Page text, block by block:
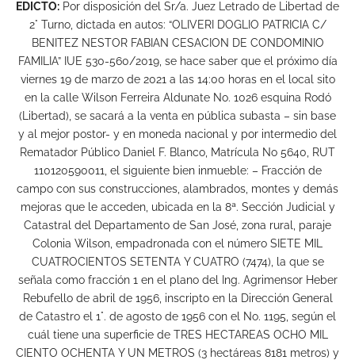
EDICTO: Por disposición del Sr/a. Juez Letrado de Libertad de
2° Turno, dictada en autos: “OLIVERI DOGLIO PATRICIA C/
BENITEZ NESTOR FABIAN CESACION DE CONDOMINIO
FAMILIA” IUE 530-560/2019, se hace saber que el próximo día
viernes 19 de marzo de 2021 a las 14:00 horas en el local sito
en la calle Wilson Ferreira Aldunate No. 1026 esquina Rodó
(Libertad), se sacará a la venta en pública subasta – sin base
y al mejor postor- y en moneda nacional y por intermedio del
Rematador Público Daniel F. Blanco, Matrícula No 5640, RUT
110120590011, el siguiente bien inmueble: – Fracción de
campo con sus construcciones, alambrados, montes y demás
mejoras que le acceden, ubicada en la 8ª. Sección Judicial y
Catastral del Departamento de San José, zona rural, paraje
Colonia Wilson, empadronada con el número SIETE MIL
CUATROCIENTOS SETENTA Y CUATRO (7474), la que se
señala como fracción 1 en el plano del Ing. Agrimensor Heber
Rebufello de abril de 1956, inscripto en la Dirección General
de Catastro el 1°. de agosto de 1956 con el No. 1195, según el
cuál tiene una superficie de TRES HECTAREAS OCHO MIL
CIENTO OCHENTA Y UN METROS (3 hectáreas 8181 metros) y